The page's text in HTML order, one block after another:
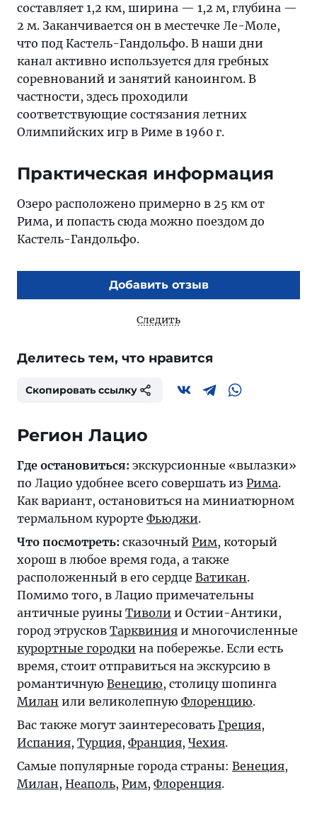
составляет 1,2 км, ширина — 1,2 м, глубина —
2 м. Заканчивается он в местечке Ле-Моле,
что под Кастель-Гандольфо. В наши дни
канал активно используется для гребных
соревнований и занятий каноингом. В
частности, здесь проходили
соответствующие состязания летних
Олимпийских игр в Риме в 1960 г.
Практическая информация
Озеро расположено примерно в 25 км от
Рима, и попасть сюда можно поездом до
Кастель-Гандольфо.
Добавить отзыв
Следить
Делитесь тем, что нравится
Скопировать ссылку
Регион Лацио
Где остановиться: экскурсионные «вылазки»
по Лацио удобнее всего совершать из Рима.
Как вариант, остановиться на миниатюрном
термальном курорте Фьюджи.
Что посмотреть: сказочный Рим, который
хорош в любое время года, а также
расположенный в его сердце Ватикан.
Помимо того, в Лацио примечательны
античные руины Тиволи и Остии-Антики,
город этрусков Тарквиния и многочисленные
курортные городки на побережье. Если есть
время, стоит отправиться на экскурсию в
романтичную Венецию, столицу шопинга
Милан или великолепную Флоренцию.
Вас также могут заинтересовать Греция,
Испания, Турция, Франция, Чехия.
Самые популярные города страны: Венеция,
Милан, Неаполь, Рим, Флоренция.